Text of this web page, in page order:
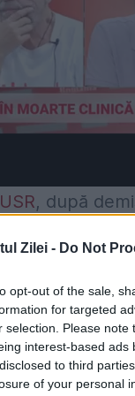
Zilei - Do Not
opt-out of the sale,
for targeted
selection. Please
interest-based
to third
of your personal
USR, după
dacă
afirmat că
nu provizoriu.
dar